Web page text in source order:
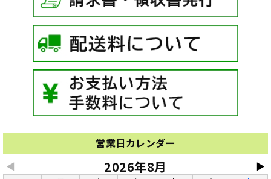
営業日カレンダー
◀ ▶
2026年8月